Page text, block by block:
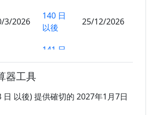
3/2026
140 日
以後
25/12/2026
141 日
以後
以後
器工具
日 以後) 提供確切的 2027年1月7日